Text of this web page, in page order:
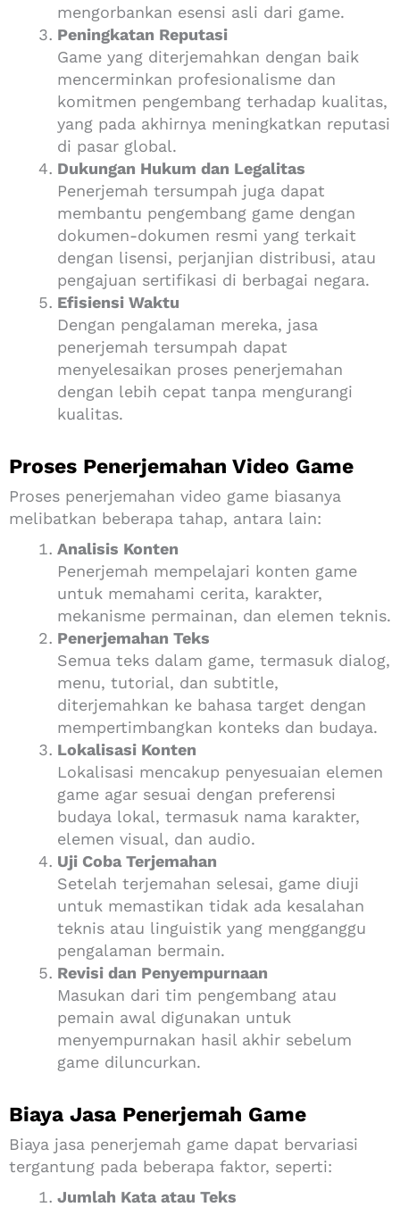
mengorbankan esensi asli dari game.
Peningkatan Reputasi
Game yang diterjemahkan dengan baik
mencerminkan profesionalisme dan
komitmen pengembang terhadap kualitas,
yang pada akhirnya meningkatkan reputasi
di pasar global.
Dukungan Hukum dan Legalitas
Penerjemah tersumpah juga dapat
membantu pengembang game dengan
dokumen-dokumen resmi yang terkait
dengan lisensi, perjanjian distribusi, atau
pengajuan sertifikasi di berbagai negara.
Efisiensi Waktu
Dengan pengalaman mereka, jasa
penerjemah tersumpah dapat
menyelesaikan proses penerjemahan
dengan lebih cepat tanpa mengurangi
kualitas.
Proses Penerjemahan Video Game
Proses penerjemahan video game biasanya
melibatkan beberapa tahap, antara lain:
Analisis Konten
Penerjemah mempelajari konten game
untuk memahami cerita, karakter,
mekanisme permainan, dan elemen teknis.
Penerjemahan Teks
Semua teks dalam game, termasuk dialog,
menu, tutorial, dan subtitle,
diterjemahkan ke bahasa target dengan
mempertimbangkan konteks dan budaya.
Lokalisasi Konten
Lokalisasi mencakup penyesuaian elemen
game agar sesuai dengan preferensi
budaya lokal, termasuk nama karakter,
elemen visual, dan audio.
Uji Coba Terjemahan
Setelah terjemahan selesai, game diuji
untuk memastikan tidak ada kesalahan
teknis atau linguistik yang mengganggu
pengalaman bermain.
Revisi dan Penyempurnaan
Masukan dari tim pengembang atau
pemain awal digunakan untuk
menyempurnakan hasil akhir sebelum
game diluncurkan.
Biaya Jasa Penerjemah Game
Biaya jasa penerjemah game dapat bervariasi
tergantung pada beberapa faktor, seperti:
Jumlah Kata atau Teks